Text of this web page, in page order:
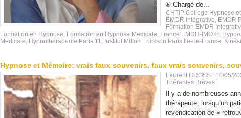
® Chargé de...
CHTIP College Hypnose
EMDR Intégrative, EMDR
Formation EMDR
Formation en Hypnose, Formation en Hypnose Medicale, France EMDR-IMO ®,
Medicale, Hypnothérapeute Paris 11, Institut Milton Erickson Paris Ile-de-France,
Hypnose et Mémoire: vrais faux souvenirs, faux vrais souvenirs,
Laurent GROSS | 10/05/
Thérapies Brèves
Il y a de nombreuses
thérapeute, lorsqu’un
revendication de «